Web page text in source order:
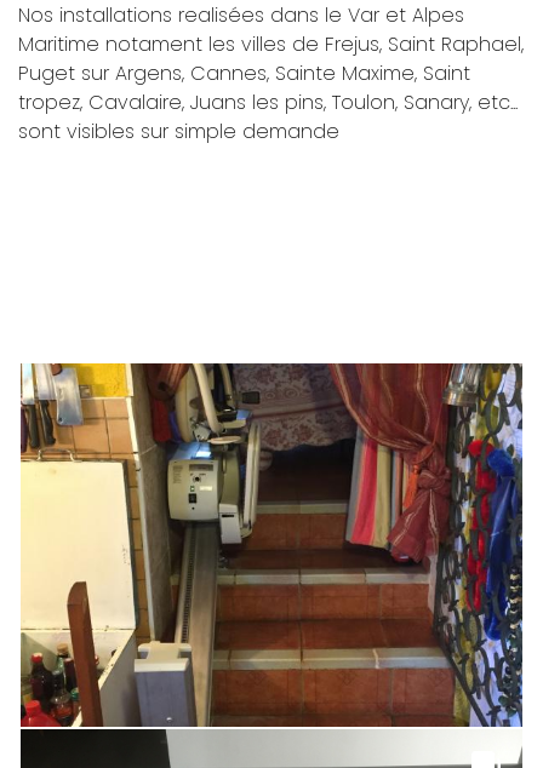
Nos installations realisées dans le Var et Alpes
Maritime notament les villes de Frejus, Saint Raphael,
Puget sur Argens, Cannes, Sainte Maxime, Saint
tropez, Cavalaire, Juans les pins, Toulon, Sanary, etc...
sont visibles sur simple demande